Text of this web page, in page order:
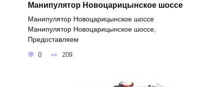
Манипулятор Новоцарицынское шоссе
Манипулятор Новоцарицынское шоссе
Манипулятор Новоцарицынское шоссе,
Предоставляем
0 209